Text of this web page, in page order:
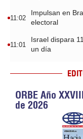
11:02
Impulsan en
electoral
11:01
Israel dispara
un día
ORBE Año
de 2026